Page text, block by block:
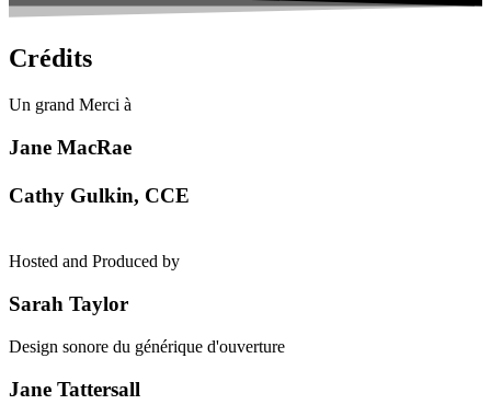
Crédits
Un grand Merci à
Jane MacRae
Cathy Gulkin, CCE
Hosted and Produced by
Sarah Taylor
Design sonore du générique d'ouverture
Jane Tattersall